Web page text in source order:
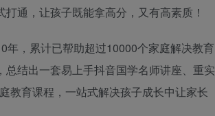
通，让孩子既能拿高分，又有高素质！
年，累计已帮助超过10000个家庭解决教育
总结出一套易上手抖音国学名师讲座、重实
教育课程，一站式解决孩子成长中让家长